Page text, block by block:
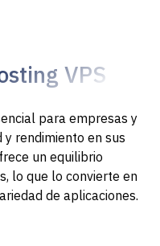
VPS
para empresas y
rendimiento en sus
un equilibrio
lo que lo convierte en
de aplicaciones.